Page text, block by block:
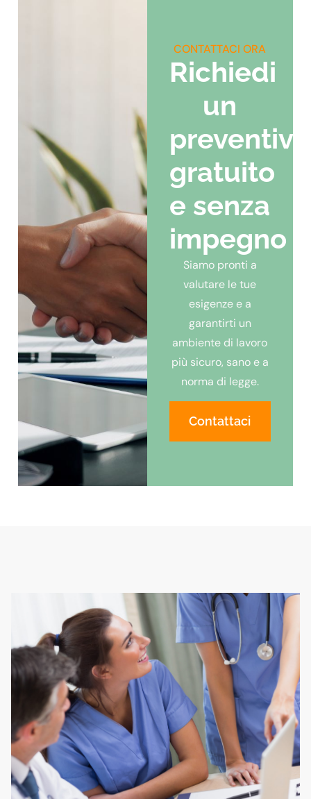
CONTATTACI ORA
Richiedi
un
preventivo
gratuito
e senza
impegno
Siamo pronti a
valutare le tue
esigenze e a
garantirti un
ambiente di lavoro
più sicuro, sano e a
norma di legge.
Contattaci